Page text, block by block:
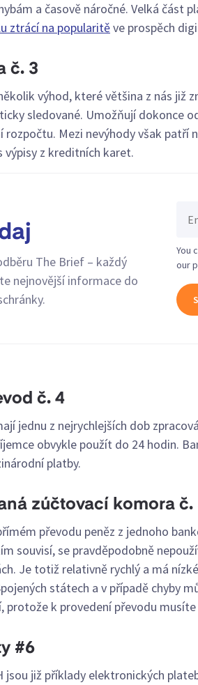
a časově náročné. Velká část
ztrácí na popularitěve prospěch
č. 3
výhod, které většina z nás již
sledované. Umožňují dokonce
rozpočtu. Mezi nevýhody však patří
výpisy z kreditních karet.
The Brief – každý
nejnovější informace do
You
our
č. 4
jednu z nejrychlejších dob
obvykle použít do 24 hodin.
platby.
zúčtovací komora č.
převodu peněz z jednoho
souvisí, se pravděpodobně
Je totiž relativně rychlý a má
státech a v případě chyby
protože k provedení převodu
#6
jsou již příklady elektronických